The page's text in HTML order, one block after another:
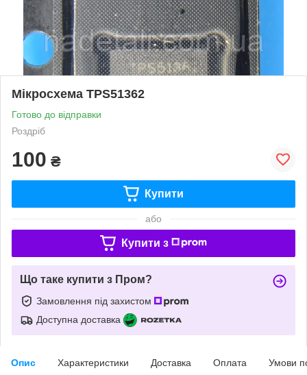
Мікросхема TPS51362
Готово до відправки
Роздріб
100 ₴
Купити
або
Купити з
Що таке купити з Пром?
Замовлення під захистом
Доступна доставка
Опис Характеристики Доставка Оплата Умови